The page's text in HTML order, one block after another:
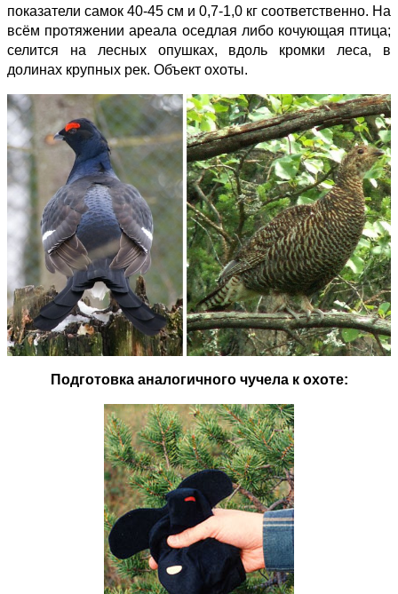
показатели самок 40-45 см и 0,7-1,0 кг соответственно. На
всём протяжении ареала оседлая либо кочующая птица;
селится на лесных опушках, вдоль кромки леса, в
долинах крупных рек. Объект охоты.
Подготовка аналогичного чучела к охоте: